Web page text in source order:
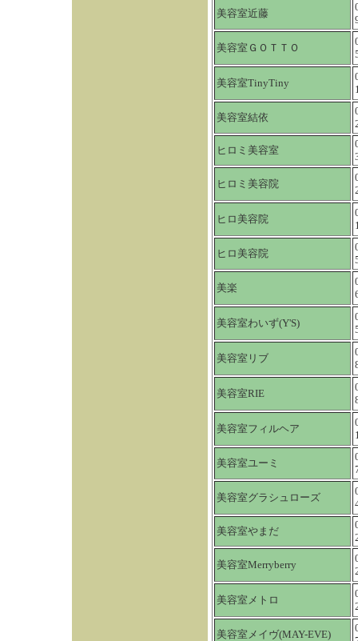
美容室近藤
美容室ＧＯＴＴＯ
美容室TinyTiny
美容室結依
ヒロミ美容室
ヒロミ美容院
ヒロ美容院
ヒロ美容院
美楽
美容室わいず(Y'S)
美容室リブ
美容室RIE
美容室フィルヘア
美容室ユーミ
美容室グラシュローズ
美容室やまだ
美容室Merryberry
美容室メトロ
美容室メイヴ(MAY-EVE)